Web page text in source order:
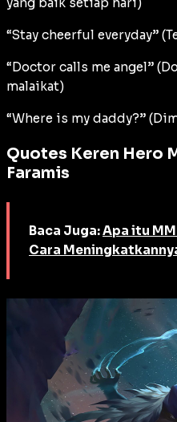
yang baik setiap hari)
“Stay cheerful everyday”
“Doctor calls me angel”
malaikat)
“Where is my daddy?”
Quotes Keren Hero
Faramis
Baca Juga:Apa itu
Cara